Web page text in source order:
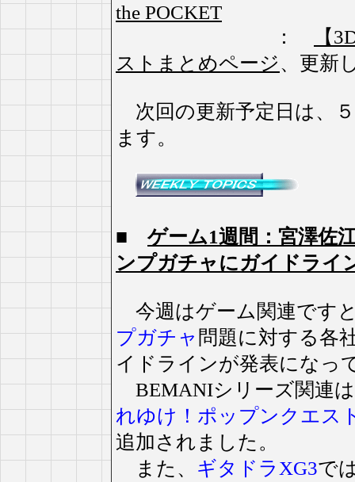
the POCKET
：
【
ストまとめページ、更新
次回の更新予定日は、
ます。
■ ゲーム1週間：宮澤佐
ンプガチャにガイドライ
今週はゲーム関連です
プガチャ 問題に対する各
イドラインが発表になっ
BEMANIシリーズ関連
れゆけ！ポップンクエス
追加されました。
また、 ギタドラXG3で